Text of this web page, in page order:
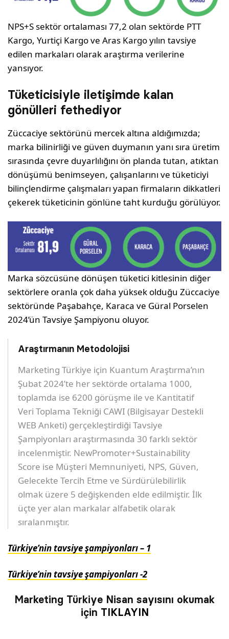
NPS+S sektör ortalaması 77,2 olan sektörde PTT
Kargo, Yurtiçi Kargo ve Aras Kargo yılın tavsiye
edilen markaları olarak araştırma verilerine
yansıyor.
Tüketicisiyle iletişimde kalan
gönülleri fethediyor
Züccaciye sektörünü mercek altına aldığımızda;
marka bilinirliği ve güven duymanın yanı sıra üretim
sırasında çevre duyarlılığını ön planda tutan, atıktan
dönüşümü benimseyen, çalışanlarını ve tüketiciyi
bilinçlendirme çalışmaları yapan firmaların dikkatleri
çekerek tüketicinin gönlüne taht kurduğu görülüyor.
Marka sözcüsüne dönüşen tüketici kitlesinin diğer
sektörlere oranla çok daha yüksek olduğu Züccaciye
sektöründe Paşabahçe, Karaca ve Güral Porselen
2024’ün Tavsiye Şampiyonu oluyor.
Araştırmanın Metodolojisi
Marketing Türkiye için Kuantum Araştırma’nın
Şubat 2024’te her sektörde ortalama 1000,
toplamda ise 6200 görüşme ile ve Kantitatif
Veri Toplama Tekniği CAWI (Bilgisayar Destekli
WEB Anketi) gerçekleştirdiği Tavsiye
Şampiyonları araştırmasında 30 farklı sektör
incelenmiştir. NewPromoter+Sustainability
Score ise Müşteri Memnuniyeti, NPS, Güven,
Gelecekte Tercih Etme ve Sürdürülebilirlik
olmak üzere 5 değişkenden elde edilmiştir. İlk
üçte yer alan markalar alfabetik olarak
sıralanmıştır.
Türkiye’nin tavsiye şampiyonları – 1
Türkiye’nin tavsiye şampiyonları -2
Marketing Türkiye Nisan sayısını okumak
için TIKLAYIN